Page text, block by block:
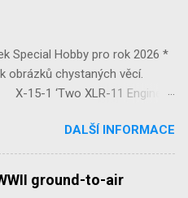
Special Hobby pro rok 2026 *
obrázků chystaných věcí.
1 ‘Two XLR-11 Engines’
Sion’ 1/32 SH32092
Version of V-1 Missile’
SH48052 Seafire
reissue SH48160
DALŠÍ INFORMACE
ground-to-air